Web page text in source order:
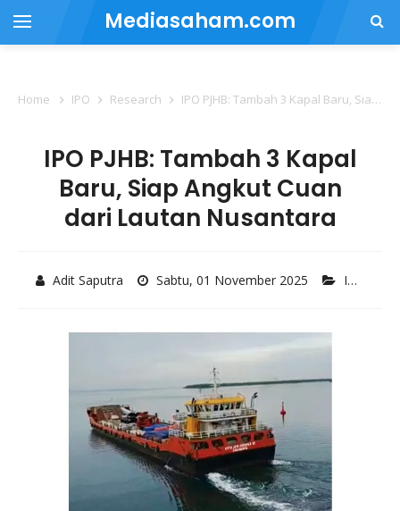
Mediasaham.com
Home IPO Research IPO PJHB: Tambah 3 Kapal Baru, Siap Angkut Cuan dari Lautan Nusantara
IPO PJHB: Tambah 3 Kapal
Baru, Siap Angkut Cuan
dari Lautan Nusantara
Adit Saputra Sabtu, 01 November 2025 IPO